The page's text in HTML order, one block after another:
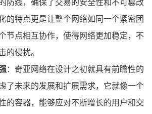
防线，确保了交易的安全性和不可篡改
的特点更是让整个网络如同一个紧密团
节点相互协作，使得网络更加稳定，不
的侵扰。
：奇亚网络在设计之初就具有前瞻性的
了未来的发展和扩展需求，它就像一个
的容器，能够应对不断增长的用户和交